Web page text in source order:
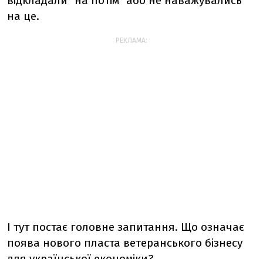
на це.
РЕКЛАМА:
І тут постає головне запитання. Що означає
поява нового пласта ветеранського бізнесу